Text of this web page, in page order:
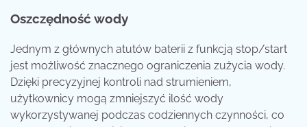
Oszczędność wody
Jednym z głównych atutów baterii z funkcją stop/start
jest możliwość znacznego ograniczenia zużycia wody.
Dzięki precyzyjnej kontroli nad strumieniem,
użytkownicy mogą zmniejszyć ilość wody
wykorzystywanej podczas codziennych czynności, co